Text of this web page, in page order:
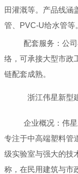
田灌溉等。产品线涵
管、PVC-U给水管等
配套服务：公司
络，可承接大型市政
链配套成熟。
浙江伟星新型
企业概况：伟星
专注于中高端塑料管
级实验室与强大的技
称，在民用建筑与市